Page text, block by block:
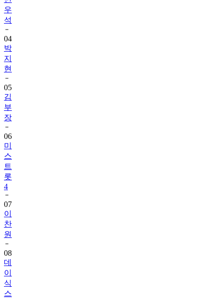
우
석
04
박
지
현
05
김
부
장
06
미
스
트
롯
4
07
이
찬
원
08
데
이
식
스